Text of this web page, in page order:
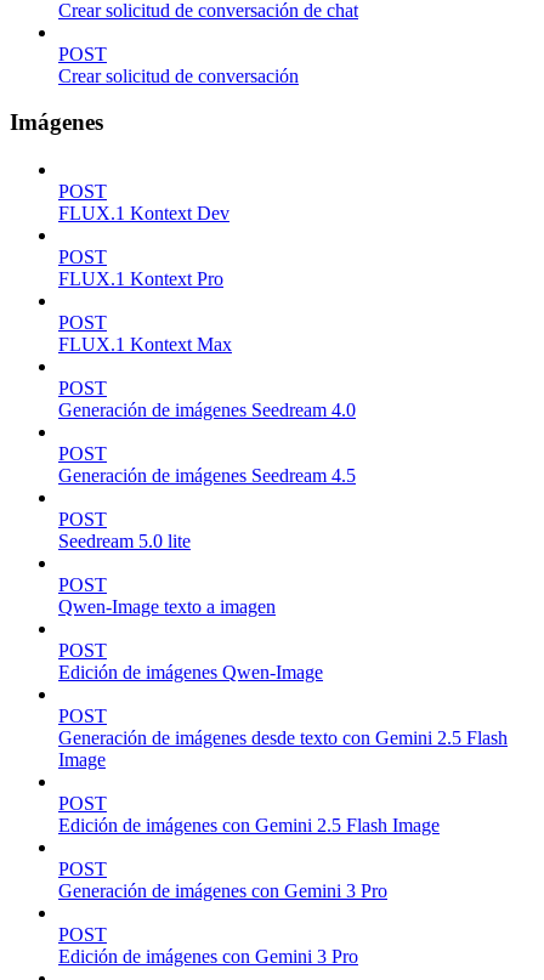
Crear solicitud de conversación de chat
POST
Crear solicitud de conversación
Imágenes
POST
FLUX.1 Kontext Dev
POST
FLUX.1 Kontext Pro
POST
FLUX.1 Kontext Max
POST
Generación de imágenes Seedream 4.0
POST
Generación de imágenes Seedream 4.5
POST
Seedream 5.0 lite
POST
Qwen-Image texto a imagen
POST
Edición de imágenes Qwen-Image
POST
Generación de imágenes desde texto con Gemini 2.5 Flash
Image
POST
Edición de imágenes con Gemini 2.5 Flash Image
POST
Generación de imágenes con Gemini 3 Pro
POST
Edición de imágenes con Gemini 3 Pro